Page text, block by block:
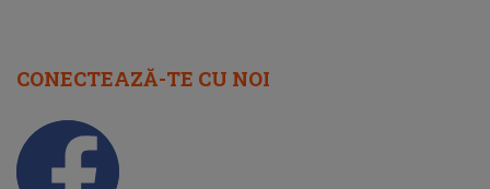
CONECTEAZĂ-TE CU NOI